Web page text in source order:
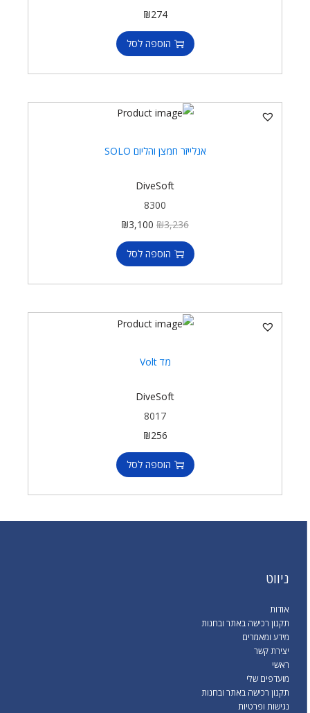
₪274
הוספה לסל
אנלייזר חמצן והליום SOLO
DiveSoft
8300
₪3,236
₪3,100
הוספה לסל
מד Volt
DiveSoft
8017
₪256
הוספה לסל
ניווט
אודות
תקנון רכישה באתר ובחנות
מידע ומאמרים
יצירת קשר
ראשי
מועדפים שלי
תקנון רכישה באתר ובחנות
נגישות ופרטיות